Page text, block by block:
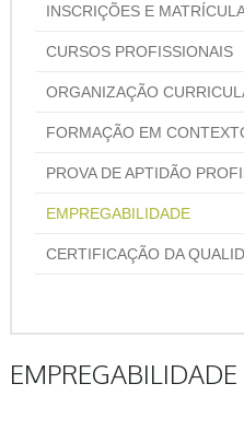
INSCRIÇÕES E
CURSOS PROFISSIONAIS
ORGANIZAÇÃO
FORMAÇÃO EM
PROVA DE APTIDÃO
EMPREGABILIDADE
CERTIFICAÇÃO DA
EMPREGABILIDADE